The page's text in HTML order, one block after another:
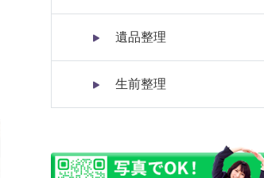
遺品整理
生前整理